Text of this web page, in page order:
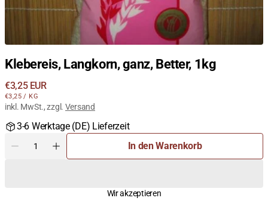
Klebereis, Langkorn, ganz, Better, 1kg
Regulärer
Preis
€3,25 EUR
STÜCKPREIS
€3,25 / PRO
KG
inkl. MwSt., zzgl. Versand
3-6 Werktage (DE) Lieferzeit
Menge
Menge
In den Warenkorb
Wir akzeptieren